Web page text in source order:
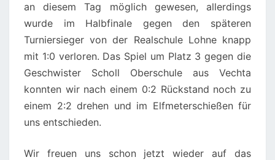
an diesem Tag möglich gewesen, allerdings
wurde im Halbfinale gegen den späteren
Turniersieger von der Realschule Lohne knapp
mit 1:0 verloren. Das Spiel um Platz 3 gegen die
Geschwister Scholl Oberschule aus Vechta
konnten wir nach einem 0:2 Rückstand noch zu
einem 2:2 drehen und im Elfmeterschießen für
uns entschieden.
Wir freuen uns schon jetzt wieder auf das